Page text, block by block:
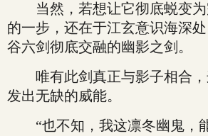
当然，若想让它彻底蜕变为
的一步，还在于江玄意识海深
谷六剑彻底交融的幽影之剑。
唯有此剑真正与影子相合，
发出无缺的威能。
“也不知，我这凛冬幽鬼，